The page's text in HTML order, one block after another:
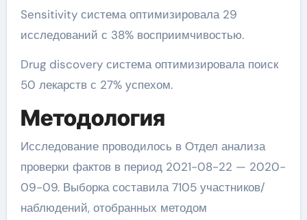
Sensitivity система оптимизировала 29
исследований с 38% восприимчивостью.
Drug discovery система оптимизировала поиск
50 лекарств с 27% успехом.
Методология
Исследование проводилось в Отдел анализа
проверки фактов в период 2021-08-22 — 2020-
09-09. Выборка составила 7105 участников/
наблюдений, отобранных методом